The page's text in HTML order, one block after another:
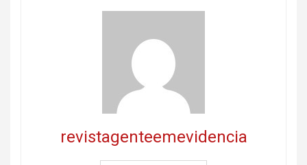
revistagenteemevidencia